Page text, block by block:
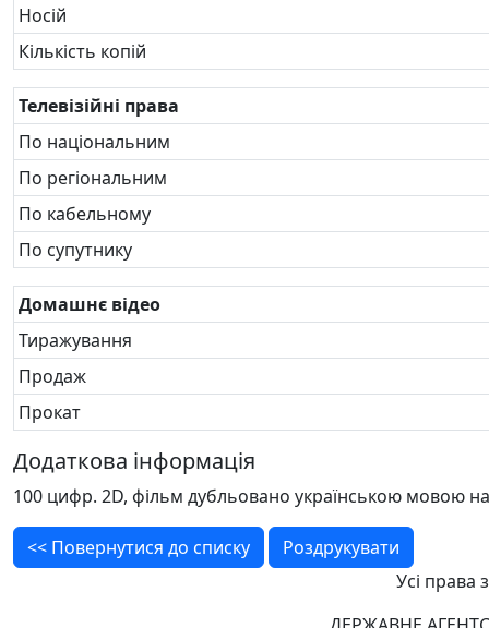
Носій
Кількість копій
Телевізійні права
По національним
По регіональним
По кабельному
По супутнику
Домашнє відео
Тиражування
Продаж
Прокат
Додаткова інформація
100 цифр. 2D, фільм дубльовано українською мовою на
<< Повернутися до списку
Роздрукувати
Усі права